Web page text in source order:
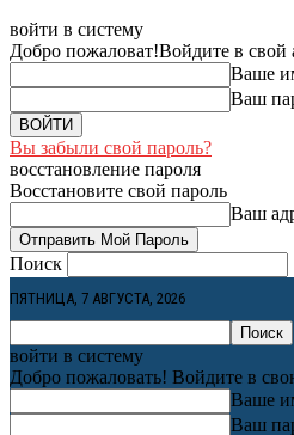
войти в систему
Добро пожаловат!Войдите в свой
Ваше
Ваш
Вы забыли свой пароль?
восстановление пароля
Восстановите свой пароль
Ваш
Поиск
ПЯТНИЦА, 7 АВГУСТА, 2026
войти в систему
Добро пожаловать! Войдите в
Ваше
Ваш